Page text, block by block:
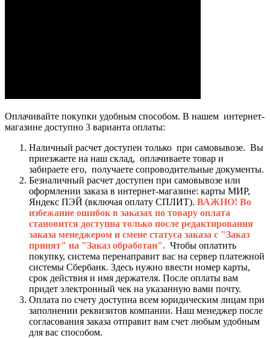
Оплачивайте покупки удобным способом. В нашем интернет-
магазине доступно 3 варианта оплаты:
Наличный расчет доступен только при самовывозе. Вы
приезжаете на наш склад, оплачиваете товар и
забираете его, получаете сопроводительные документы.
Безналичный расчет доступен при самовывозе или
оформлении заказа в интернет-магазине: карты МИР,
Яндекс ПЭЙ (включая оплату СПЛИТ). ВАЖНО! Во
избежание ошибок в заказах по товару оплата
становится доступна только после редактирования
заказа менеджером и смене статуса заказа с "Заказ
принят" на "Заказ обработан". Чтобы оплатить
покупку, система перенаправит вас на сервер платежной
системы Сбербанк. Здесь нужно ввести номер карты,
срок действия и имя держателя. После оплаты вам
придет электронный чек на указанную вами почту.
Оплата по счету доступна всем юридическим лицам при
заполнении реквизитов компании. Наш менеджер после
согласования заказа отправит вам счет любым удобным
для вас способом.